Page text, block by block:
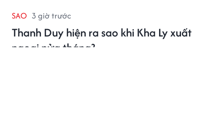
SAO 3 giờ trước
Thanh Duy hiện ra sao khi Kha Ly xuất
ngoại nửa tháng?